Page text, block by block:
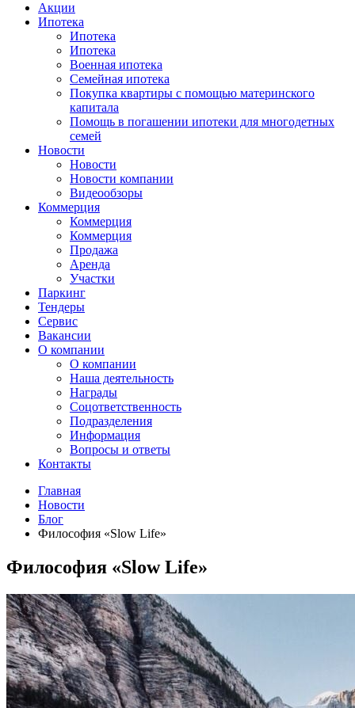
Акции
Ипотека
Ипотека
Ипотека
Военная ипотека
Семейная ипотека
Покупка квартиры с помощью материнского
капитала
Помощь в погашении ипотеки для многодетных
семей
Новости
Новости
Новости компании
Видеообзоры
Коммерция
Коммерция
Коммерция
Продажа
Аренда
Участки
Паркинг
Тендеры
Сервис
Вакансии
О компании
О компании
Наша деятельность
Награды
Соцответственность
Подразделения
Информация
Вопросы и ответы
Контакты
Главная
Новости
Блог
Философия «Slow Life»
Философия «Slow Life»